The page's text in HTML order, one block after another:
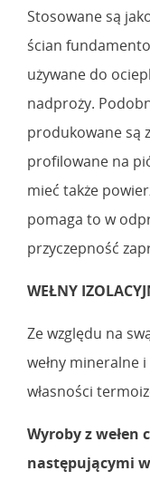
Stosowane są
ścian
używane do
nadproży.
produkowane są
profilowane na
mieć także
pomaga to w
przyczepność
WEŁNY
Ze względu na
wełny mineralne
własności
Wyroby z
następującymi